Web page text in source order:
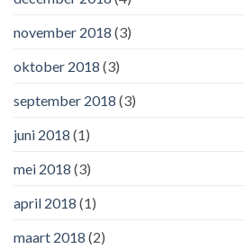
november 2018 (3)
oktober 2018 (3)
september 2018 (3)
juni 2018 (1)
mei 2018 (3)
april 2018 (1)
maart 2018 (2)